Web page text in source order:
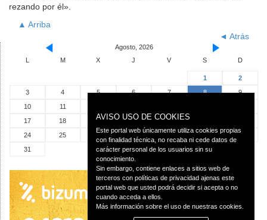
rezando por él».
▲ Arriba
◄ Atrás
Agosto, 2026
L
M X J V S D
1
2
3
4 5 6 7 8
9
10
11
17
18 19 20 21
24
25 26 27 28 29
30
31
AVISO USO DE COOKIES
Este portal web únicamente utiliza cookies propias
con finalidad técnica, no recaba ni cede datos de
carácter personal de los usuarios sin su
conocimiento.
Sin embargo, contiene enlaces a sitios web de
terceros con políticas de privacidad ajenas este
portal web que usted podrá decidir si acepta o no
cuando acceda a ellos.
Más información sobre el uso de nuestras cookies.